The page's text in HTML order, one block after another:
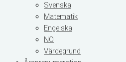
Svenska
Matematik
Engelska
NO
Värdegrund